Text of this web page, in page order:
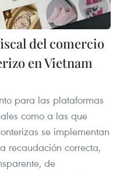
del comercio
en Vietnam
para las plataformas
como a las que
se implementan
recaudación correcta,
de